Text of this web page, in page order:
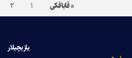
« قاباقکی ۱ ۲
یازیچیلار